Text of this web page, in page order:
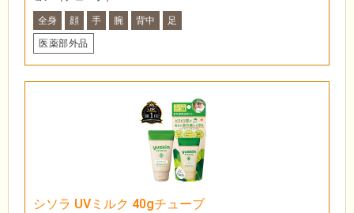
全身 顔 手 腕 背中 足
医薬部外品
シソラ UVミルク 40gチューブ